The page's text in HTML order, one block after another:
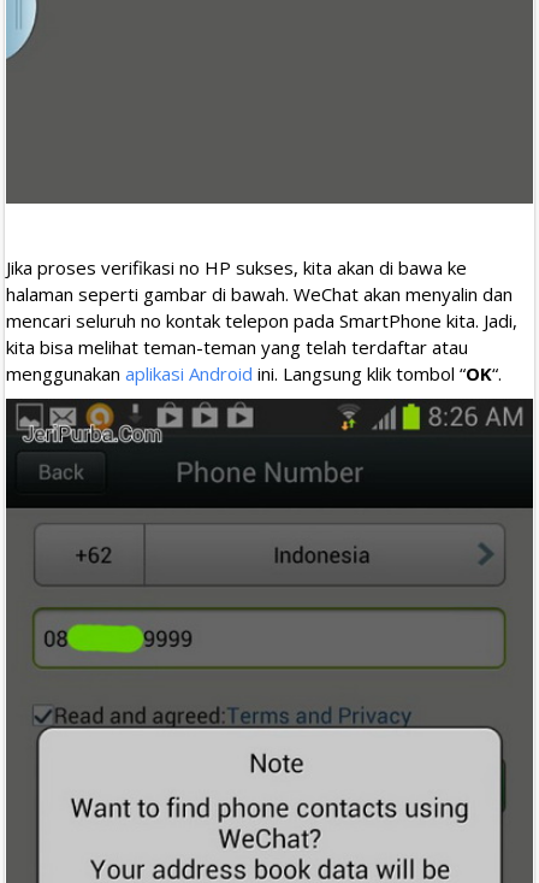
Jika proses verifikasi no HP sukses, kita akan di bawa ke
halaman seperti gambar di bawah. WeChat akan menyalin dan
mencari seluruh no kontak telepon pada SmartPhone kita. Jadi,
kita bisa melihat teman-teman yang telah terdaftar atau
menggunakan aplikasi Android ini. Langsung klik tombol “OK“.